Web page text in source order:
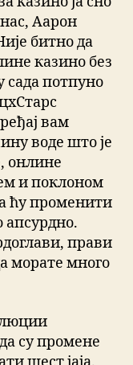
нас, Аарон
битно да
казино без
сада потпуно
вам
воде што је
онлине
и поклоном
ћу променити
апсурдно.
прави
морате много
су промене